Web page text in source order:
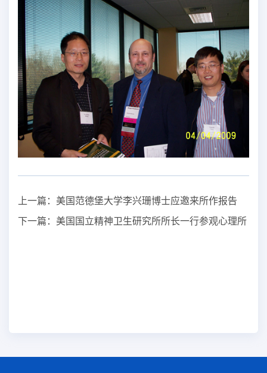
上一篇： 美国范德堡大学李兴珊博士应邀来所作报告
下一篇： 美国国立精神卫生研究所所长一行参观心理所